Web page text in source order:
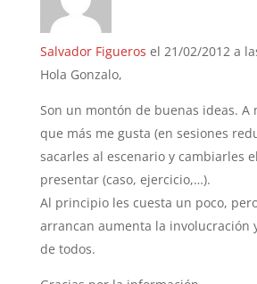
Salvador Figueros el 21/02/2012 a
Hola Gonzalo,
Son un montón de buenas ideas. A
que más me gusta (en sesiones
sacarles al escenario y cambiarles
presentar (caso, ejercicio,…).
Al principio les cuesta un poco,
arrancan aumenta la involucración
de todos.